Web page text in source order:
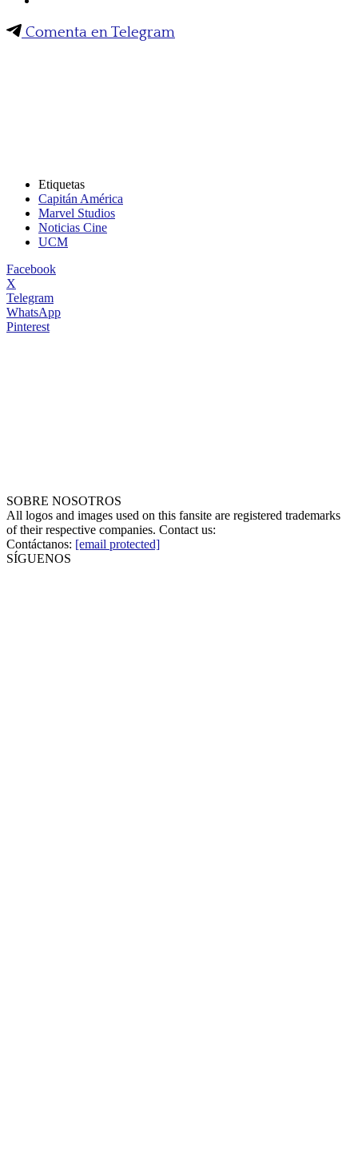
Comenta en Telegram
Etiquetas
Capitán América
Marvel Studios
Noticias Cine
UCM
Facebook
X
Telegram
WhatsApp
Pinterest
SOBRE NOSOTROS
All logos and images used on this fansite are registered trademarks
of their respective companies. Contact us:
Contáctanos: [email protected]
SÍGUENOS